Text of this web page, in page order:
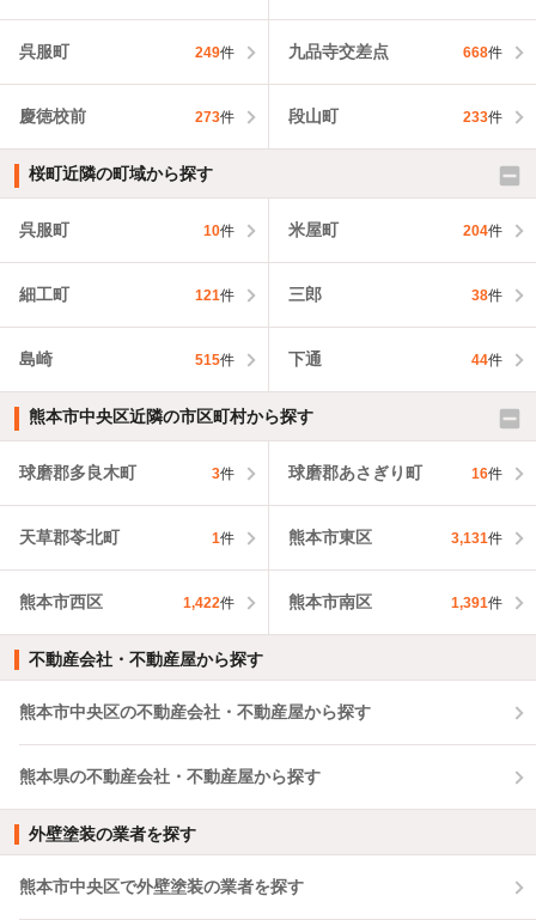
呉服町 249件 九品寺交差点 668件
慶徳校前 273件 段山町 233件
桜町近隣の町域から探す
呉服町 10件 米屋町 204件
細工町 121件 三郎 38件
島崎 515件 下通 44件
熊本市中央区近隣の市区町村から探す
球磨郡多良木町 3件 球磨郡あさぎり町 16件
天草郡苓北町 1件 熊本市東区 3,131件
熊本市西区 1,422件 熊本市南区 1,391件
不動産会社・不動産屋から探す
熊本市中央区の不動産会社・不動産屋から探す
熊本県の不動産会社・不動産屋から探す
外壁塗装の業者を探す
熊本市中央区で外壁塗装の業者を探す